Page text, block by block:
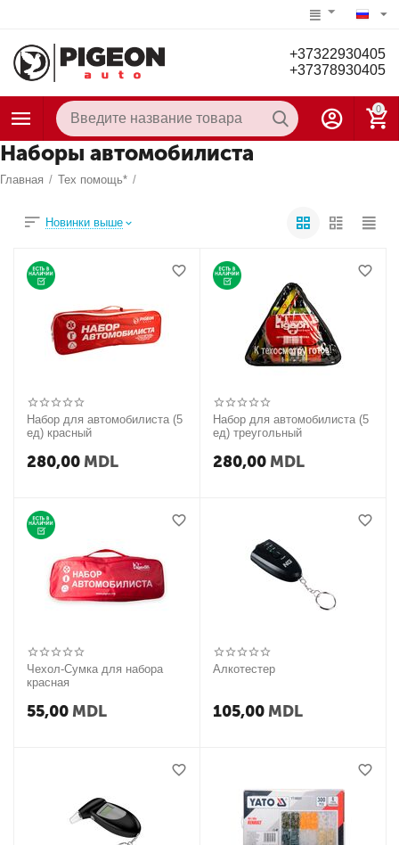
+37322930405
+37378930405
0
Наборы автомобилиста
Главная / Тех помощь* /
Новинки выше
Набор для автомобилиста (5
ед) красный
280,00 MDL
Набор для автомобилиста (5
ед) треугольный
280,00 MDL
Чехол-Сумка для набора
красная
55,00 MDL
Алкотестер
105,00 MDL